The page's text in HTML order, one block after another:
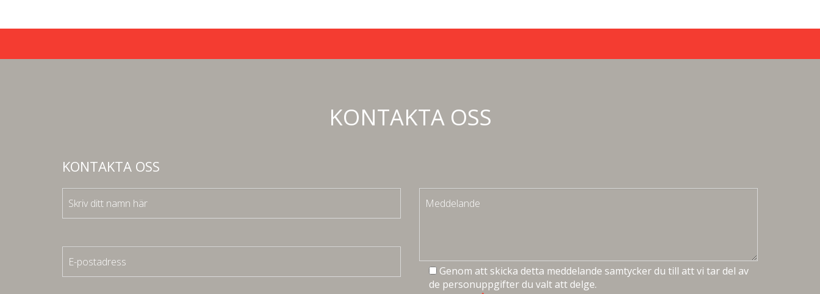
KONTAKTA OSS
KONTAKTA OSS
Genom att skicka detta meddelande samtycker du till att vi tar del av
de personuppgifter du valt att delge.